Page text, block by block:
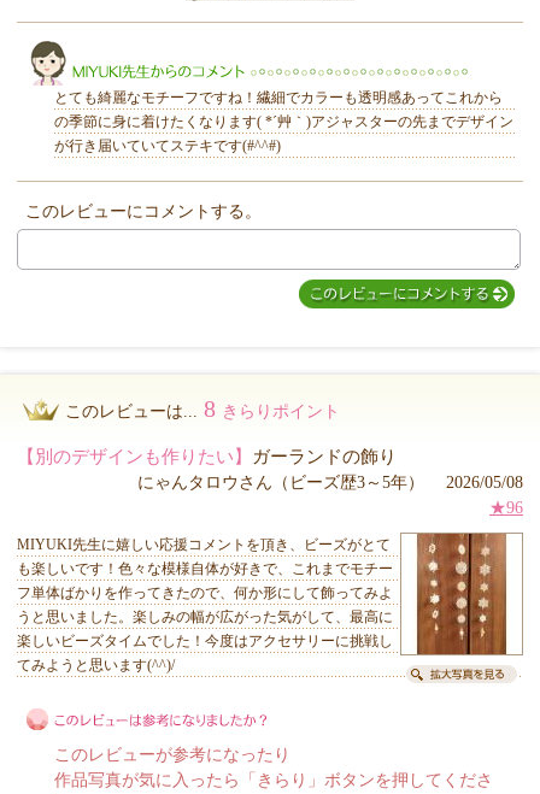
MIYUKI先生からのコメント
とても綺麗なモチーフですね！繊細でカラーも透明感あってこれから
の季節に身に着けたくなります( *´艸｀)アジャスターの先までデザイン
が行き届いていてステキです(#^^#)
このレビューにコメントする。
このレビューは... 8 きらりポイント
【別のデザインも作りたい】 ガーランドの飾り
にゃんタロウさん（ビーズ歴3～5年） 2026/05/08
★96
MIYUKI先生に嬉しい応援コメントを頂き、ビーズがとて
も楽しいです！色々な模様自体が好きで、これまでモチー
フ単体ばかりを作ってきたので、何か形にして飾ってみよ
うと思いました。楽しみの幅が広がった気がして、最高に
楽しいビーズタイムでした！今度はアクセサリーに挑戦し
てみようと思います(^^)/
このレビューが参考になったり
作品写真が気に入ったら「きらり」ボタンを押してくださ